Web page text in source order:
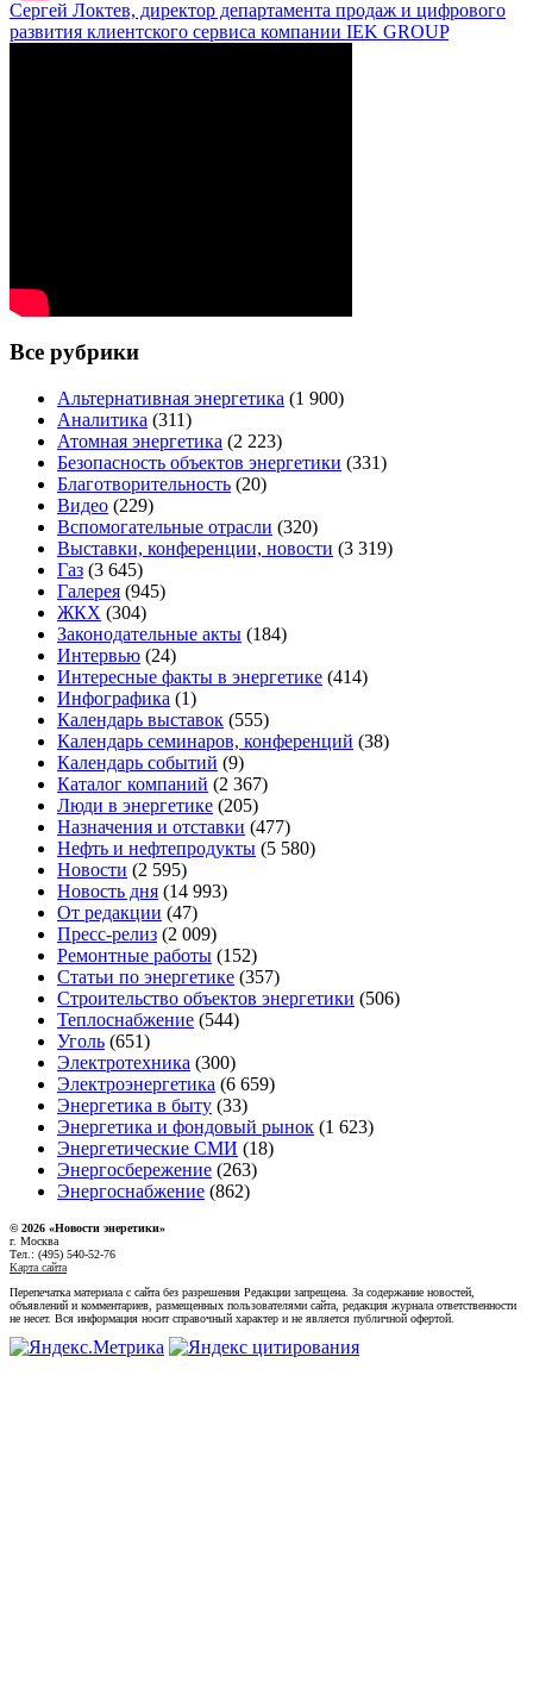
Сергей Локтев, директор департамента продаж и цифрового
развития клиентского сервиса компании IEK GROUP
Все рубрики
Альтернативная энергетика (1 900)
Аналитика (311)
Атомная энергетика (2 223)
Безопасность объектов энергетики (331)
Благотворительность (20)
Видео (229)
Вспомогательные отрасли (320)
Выставки, конференции, новости (3 319)
Газ (3 645)
Галерея (945)
ЖКХ (304)
Законодательные акты (184)
Интервью (24)
Интересные факты в энергетике (414)
Инфографика (1)
Календарь выставок (555)
Календарь семинаров, конференций (38)
Календарь событий (9)
Каталог компаний (2 367)
Люди в энергетике (205)
Назначения и отставки (477)
Нефть и нефтепродукты (5 580)
Новости (2 595)
Новость дня (14 993)
От редакции (47)
Пресс-релиз (2 009)
Ремонтные работы (152)
Статьи по энергетике (357)
Строительство объектов энергетики (506)
Теплоснабжение (544)
Уголь (651)
Электротехника (300)
Электроэнергетика (6 659)
Энергетика в быту (33)
Энергетика и фондовый рынок (1 623)
Энергетические СМИ (18)
Энергосбережение (263)
Энергоснабжение (862)
© 2026 «Новости энеретики»
г. Москва
Тел.: (495) 540-52-76
Карта сайта
Перепечатка материала с сайта без разрешения Редакции запрещена. За содержание новостей,
объявлений и комментариев, размещенных пользователями сайта, редакция журнала ответственности
не несет. Вся информация носит справочный характер и не является публичной офертой.